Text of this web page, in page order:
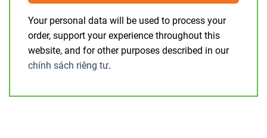
Your personal data will be used to process your
order, support your experience throughout this
website, and for other purposes described in our
chính sách riêng tư.